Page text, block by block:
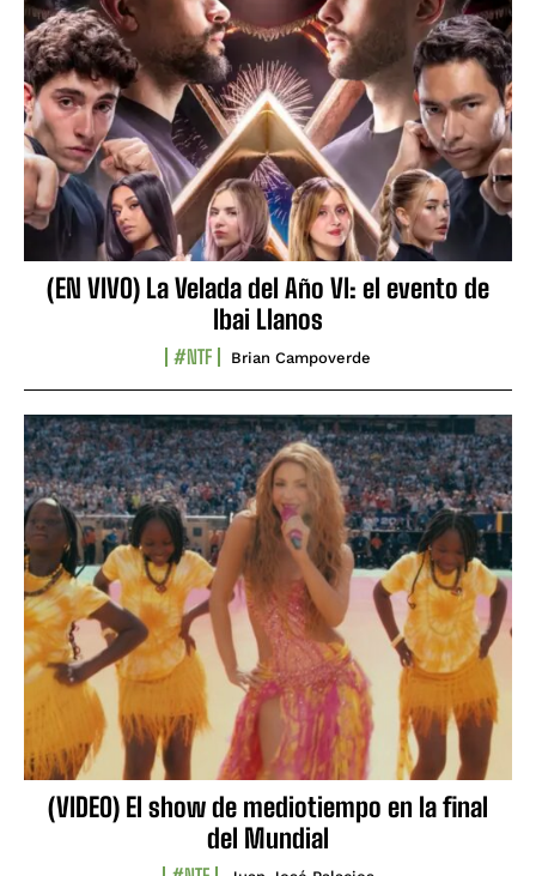
(EN VIVO) La Velada del Año VI: el evento de
Ibai Llanos
#NTF Brian Campoverde
(VIDEO) El show de mediotiempo en la final
del Mundial